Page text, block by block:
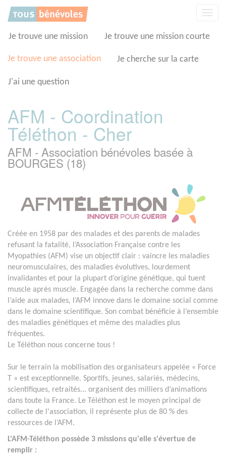
Je trouve une mission Je trouve une mission courte
Je trouve une association Je cherche sur la carte
J'ai une question
AFM - Coordination
Téléthon - Cher
AFM - Association bénévoles basée à
BOURGES (18)
Créée en 1958 par des malades et des parents de malades
refusant la fatalité, l’Association Française contre les
Myopathies (AFM) vise un objectif clair : vaincre les maladies
neuromusculaires, des maladies évolutives, lourdement
invalidantes et pour la plupart d’origine génétique, qui tuent
muscle après muscle. Engagée dans la recherche comme dans
l’aide aux malades, l’AFM innove dans le domaine social comme
dans le domaine scientifique. Son combat bénéficie à l’ensemble
des maladies génétiques et même des maladies plus
fréquentes.
Le Téléthon nous concerne tous !
Sur le terrain la mobilisation des organisateurs appelée « Force
T » est exceptionnelle. Sportifs, jeunes, salariés, médecins,
scientifiques, retraités... organisent des milliers d’animations
dans toute la France. Le Téléthon est le moyen principal de
collecte de l'association, il représente plus de 80 % des
ressources de l’AFM.
L'AFM-Téléthon possède 3 missions qu'elle s'évertue de
remplir :
Panneau de gestion des cookies